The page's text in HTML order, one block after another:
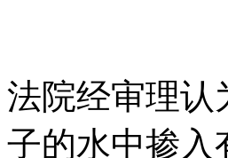
法院经审理认
子的水中掺入